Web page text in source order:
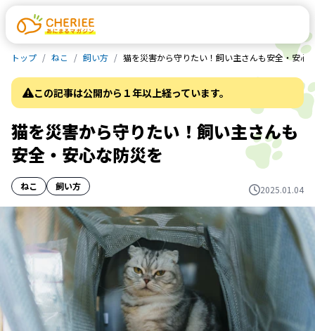
トップ ねこ 飼い方 猫を災害から守りたい！飼い主さんも安全・安心
この記事は公開から１年以上経っています。
猫を災害から守りたい！飼い主さんも
安全・安心な防災を
ねこ 飼い方 2025.01.04